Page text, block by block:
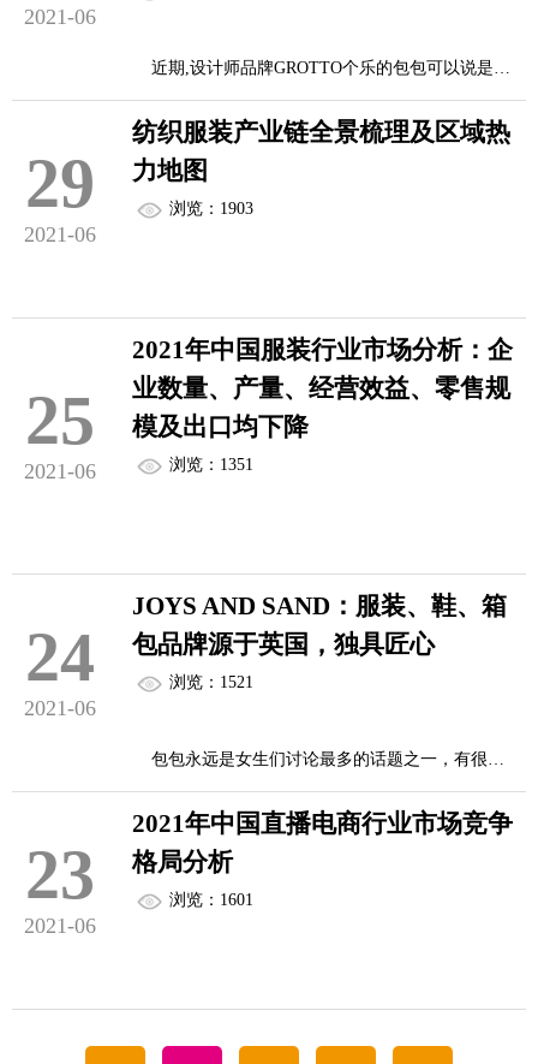
备而来，关乎中国时尚，全力秀出一番新颜值！
7月4日，2020/21秋冬中国纺织面料流行趋势发布秀
在深...
1、飞织面料制作的鞋子上脚更为轻便，很适合老
2、透气性非常的好，一到夏天，我们免不了脚上
会有味道，而飞织面料的鞋子会减少脚...
2021-06
近期,设计师品牌GROTTO个乐的包包可以说是成
为了很多达人的宠儿。无论是产品质量还是设计风
格都有口皆碑。自2001年发展至今,已然逐渐形成自
身的包包设计逻辑,以包袋为首也逐渐形成了具有
GROTTO个乐风格的皮具矩阵。而今年夏
(GROTTO个乐 老花系列Monogram Since 2001)
系列好物一:GROTTO-Mongram Since 20...
29
2021-06
纺织服装产业链全景梳理及区域热
力地图
浏览：1903
纺织服装产业分为三层：上游原材料供应业、中
游纺织业及纺织服装制造业、下游服装贸易业。纺
织服装行业的重要核心因素是中上游纺织制造部
分，目前这部分企业仍然处于发展中，行业技术水
平偏低。
苏、浙江等综合发展先进地区、新疆等原材料生产
地区、广东、上海、福建等贸易发达地区。
25
2021-06
2021年中国服装行业市场分析：企
业数量、产量、经营效益、零售规
模及出口均下降
浏览：1351
中国服装行业发展概况分析
2020年，我国服装行业规模以上企业13300家，累
计完成服装产量223.73亿件，累计实现营业收入
销情况来看，2020年限上服装类商品零售额8824亿
元。从服装行业出口情况来看，2020年我国累计完
成服装及衣着附件出口1373.82亿美元，出口继续下
24
2021-06
JOYS AND SAND：服装、鞋、箱
包品牌源于英国，独具匠心
浏览：1521
包包永远是女生们讨论最多的话题之一，有很多
风格独特，实用性强的好包包每到新品季，这些品
牌的明星款都会引爆一阵潮流，而这些引来的追捧
更是一个压过一个，一浪高于一浪，惹得是明星喜
爱，潮人爱不释手。那么在英国究竟哪些品牌的包
23
2021-06
2021年中国直播电商行业市场竞争
格局分析
浏览：1601
2016年，是直播元年，2016年，淘宝、京东、蘑
菇街、唯品会等电商平台纷纷推出直播功能，开启